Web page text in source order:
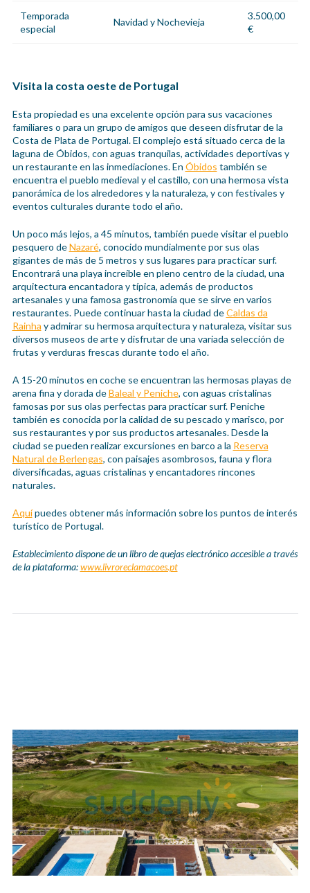
Temporada
especial
Navidad y Nochevieja
3.500,00
€
Visita la costa oeste de Portugal
Esta propiedad es una excelente opción para sus vacaciones
familiares o para un grupo de amigos que deseen disfrutar de la
Costa de Plata de Portugal. El complejo está situado cerca de la
laguna de Óbidos, con aguas tranquilas, actividades deportivas y
un restaurante en las inmediaciones. En Óbidos también se
encuentra el pueblo medieval y el castillo, con una hermosa vista
panorámica de los alrededores y la naturaleza, y con festivales y
eventos culturales durante todo el año.
Un poco más lejos, a 45 minutos, también puede visitar el pueblo
pesquero deNazaré, conocido mundialmente por sus olas
gigantes de más de 5 metros y sus lugares para practicar surf.
Encontrará una playa increíble en pleno centro de la ciudad, una
arquitectura encantadora y típica, además de productos
artesanales y una famosa gastronomía que se sirve en varios
restaurantes. Puede continuar hasta la ciudad deCaldas da
Rainha y admirar su hermosa arquitectura y naturaleza, visitar sus
diversos museos de arte y disfrutar de una variada selección de
frutas y verduras frescas durante todo el año.
A 15-20 minutos en coche se encuentran las hermosas playas de
arena fina y dorada deBaleal y Peniche, con aguas cristalinas
famosas por sus olas perfectas para practicar surf. Peniche
también es conocida por la calidad de su pescado y marisco, por
sus restaurantes y por sus productos artesanales. Desde la
ciudad se pueden realizar excursiones en barco a la Reserva
Natural de Berlengas, con paisajes asombrosos, fauna y flora
diversificadas, aguas cristalinas y encantadores rincones
naturales.
Aquípuedes obtener más información sobre los puntos de interés
turístico de Portugal.
Establecimiento dispone de un libro de quejas electrónico accesible a través
de la plataforma:www.livroreclamacoes.pt